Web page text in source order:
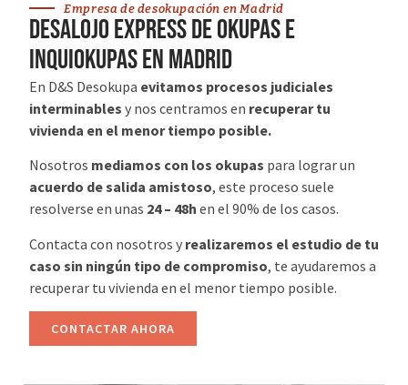
Empresa de desokupación en Madrid
desalojo express de okupas e
inquiokupas en madrid
En D&S Desokupa evitamos procesos judiciales
interminables y nos centramos en recuperar tu
vivienda en el menor tiempo posible.
Nosotros mediamos con los okupas para lograr un
acuerdo de salida amistoso, este proceso suele
resolverse en unas 24 – 48h en el 90% de los casos.
Contacta con nosotros y realizaremos el estudio de tu
caso sin ningún tipo de compromiso, te ayudaremos a
recuperar tu vivienda en el menor tiempo posible.
CONTACTAR AHORA